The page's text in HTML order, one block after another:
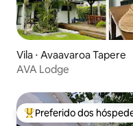
Vila ⋅ Avaavaroa Tapere
AVA Lodge
Entre os melhores
Preferido dos